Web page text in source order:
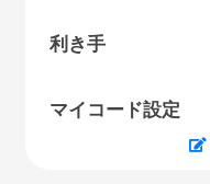
利き手
マイコード設定